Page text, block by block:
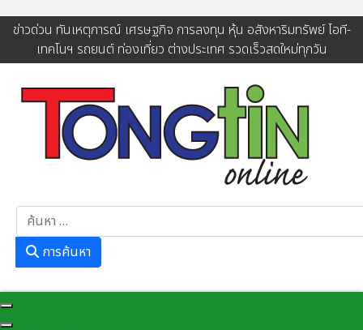
ข่าวด่วน ทันเหตุการณ์ เศรษฐกิจ การลงทุน หุ้น อสังหาริมทรัพย์ ไอที-
เทคโนฯ รถยนต์ ท่องเที่ยว ต่างประเทศ รวดเร็วสดใหม่ทุกวัน
การค้นหา